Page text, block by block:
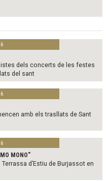
dels concerts de les festes
del sant
amb els trasllats de Sant
MONO"
d’Estiu de Burjassot en